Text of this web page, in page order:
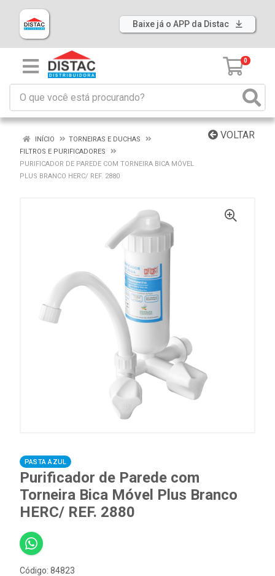
Baixe já o APP da Distac
0
VOLTAR
INÍCIO
TORNEIRAS E DUCHAS
FILTROS E PURIFICADORES
PURIFICADOR DE PAREDE COM TORNEIRA BICA MÓVEL
PLUS BRANCO HERC/ REF. 2880
PASTA AZUL
Purificador de Parede com
Torneira Bica Móvel Plus Branco
HERC/ REF. 2880
Código: 84823